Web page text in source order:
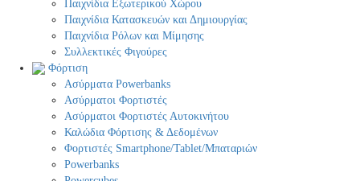
Παιχνίδια Εξωτερικού Χώρου
Παιχνίδια Κατασκευών και Δημιουργίας
Παιχνίδια Ρόλων και Μίμησης
Συλλεκτικές Φιγούρες
Φόρτιση
Ασύρματα Powerbanks
Aσύρματοι Φορτιστές
Ασύρματοι Φορτιστές Αυτοκινήτου
Καλώδια Φόρτισης & Δεδομένων
Φορτιστές Smartphone/Tablet/Μπαταριών
Powerbanks